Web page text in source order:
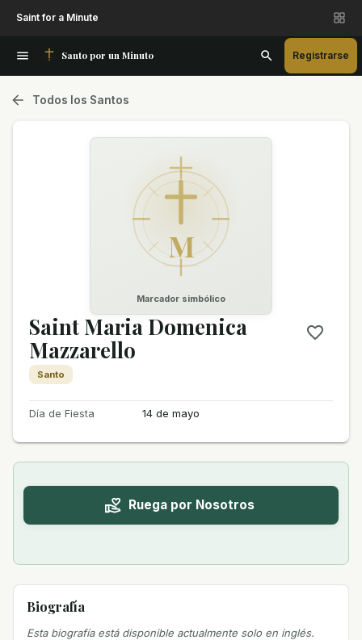
Saint for a Minute
Santo por un Minuto Registrarse
Todos los Santos
M
Marcador simbólico
Saint Maria Domenica
Mazzarello
Santo
Día de Fiesta 14 de mayo
Ruega por Nosotros
Biografía
Esta biografía está disponible actualmente solo en inglés.